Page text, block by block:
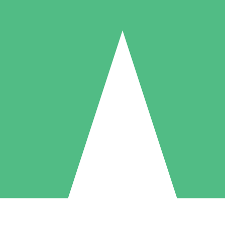
Individuella Kreditpaket
per användning med nedladdningskrediter. Inget månatligt åtagande
5 Nedladdningar
US$